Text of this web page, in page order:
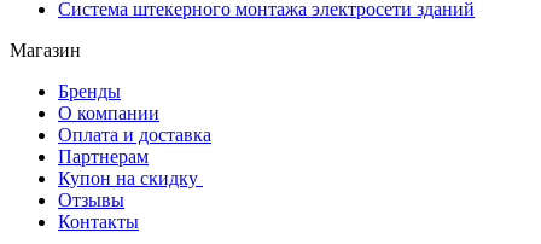
Система штекерного монтажа электросети зданий
Магазин
Бренды
О компании
Оплата и доставка
Партнерам
Купон на скидку
Отзывы
Контакты